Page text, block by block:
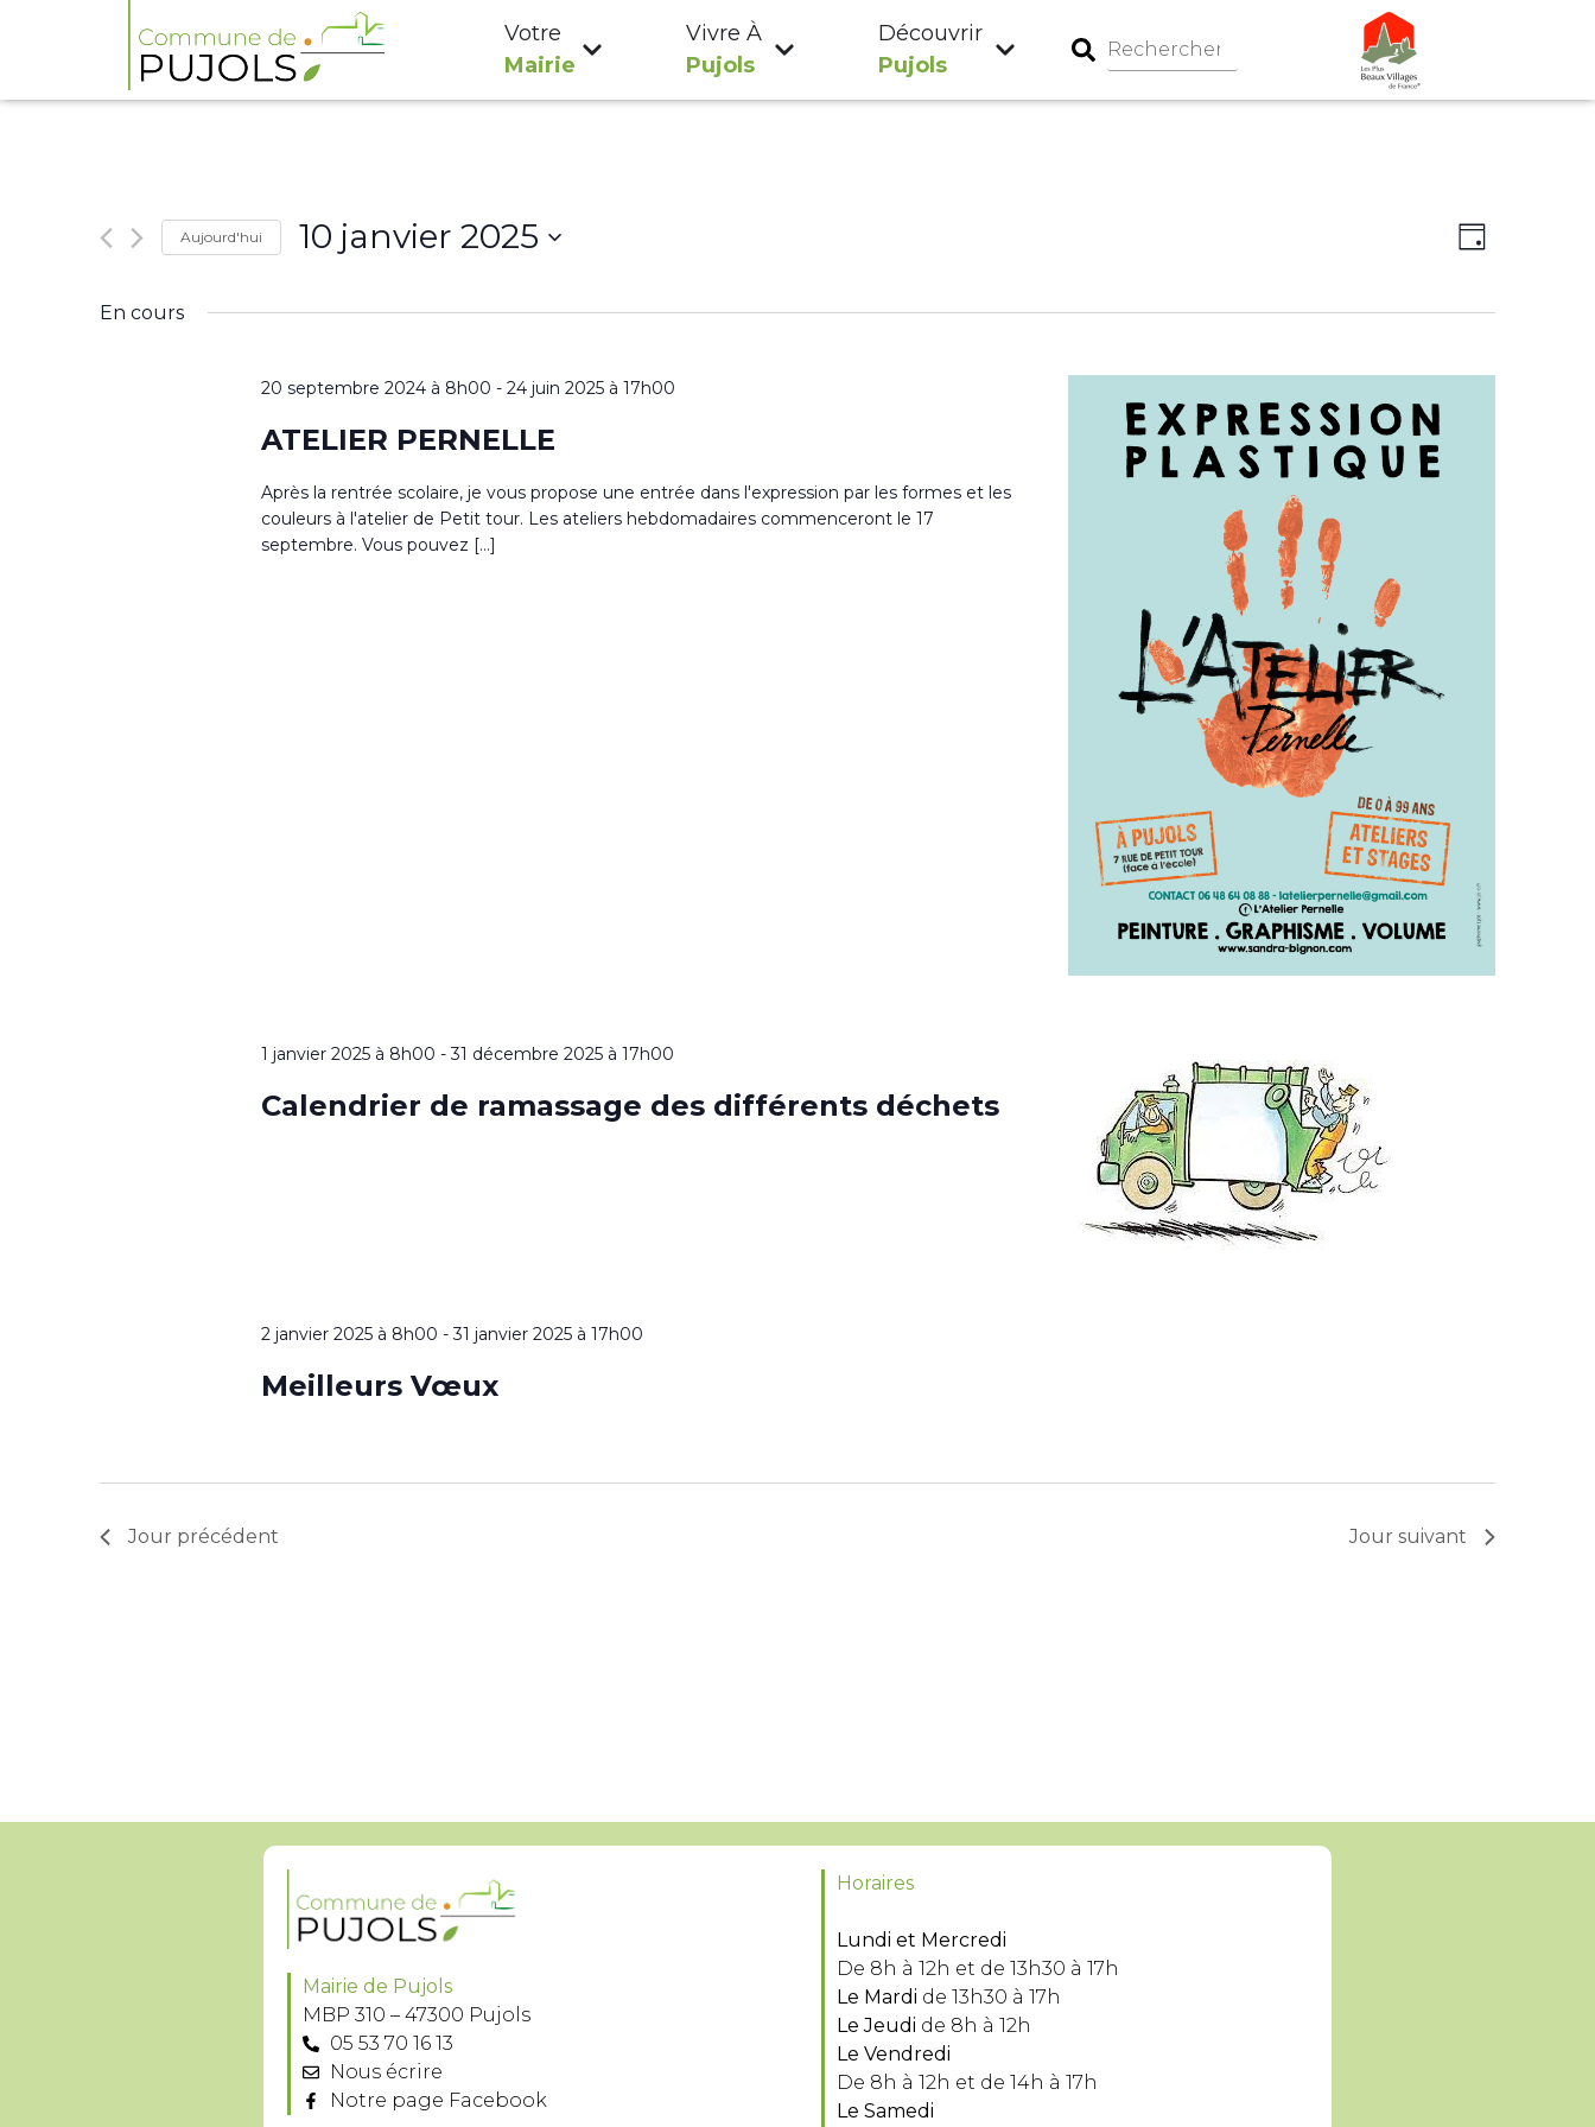
Votre
Mairie
Vivre À
Pujols
Découvrir
Pujols
Navigation
par
de
Jour
Aujourd'hui 10 janvier 2025
une
En cours
20 septembre 2024 à 8h00 - 24 juin 2025 à 17h00
ATELIER PERNELLE
Après la rentrée scolaire, je vous propose une entrée dans l'expression par les formes et les
couleurs à l'atelier de Petit tour. Les ateliers hebdomadaires commenceront le 17
septembre. Vous pouvez […]
1 janvier 2025 à 8h00 -31 décembre 2025 à 17h00
Calendrier de ramassage des différents déchets
2 janvier 2025 à 8h00 -31 janvier 2025 à 17h00
Meilleurs Vœux
Jour précédent Jour suivant
Mairie de Pujols
MBP 310 – 47300 Pujols
05 53 70 16 13
Nous écrire
Notre page Facebook
Horaires
Lundi et Mercredi
De 8h à 12h et de 13h30 à 17h
Le Mardi de 13h30 à 17h
Le Jeudi de 8h à 12h
Le Vendredi
De 8h à 12h et de 14h à 17h
Le Samedi